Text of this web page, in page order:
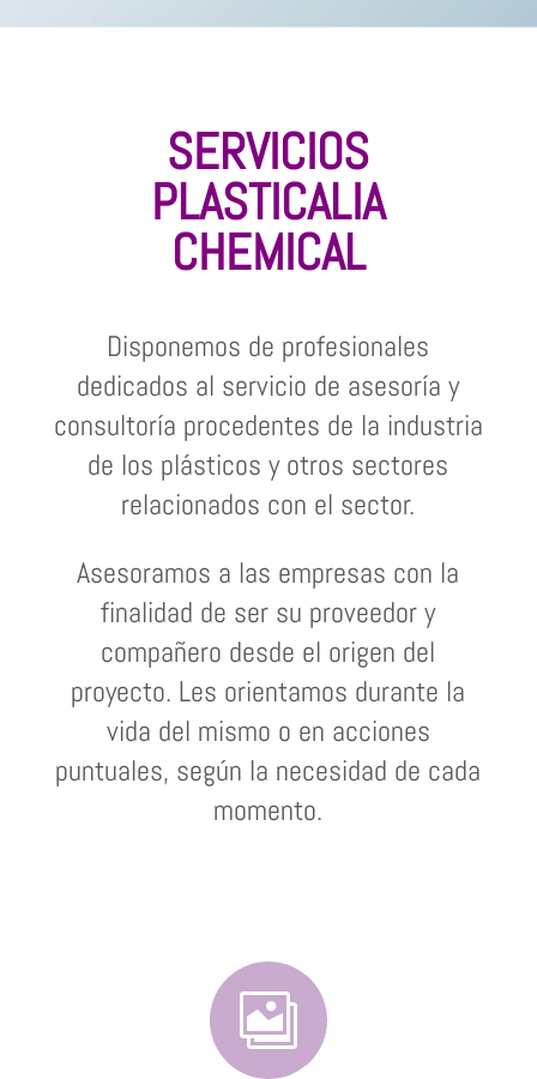
SERVICIOS
PLASTICALIA
CHEMICAL
Disponemos de profesionales
dedicados al servicio de asesoría y
consultoría procedentes de la industria
de los plásticos y otros sectores
relacionados con el sector.
Asesoramos a las empresas con la
finalidad de ser su proveedor y
compañero desde el origen del
proyecto. Les orientamos durante la
vida del mismo o en acciones
puntuales, según la necesidad de cada
momento.
